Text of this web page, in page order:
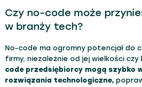
Czy no-code może
w branży tech?
No-code ma ogromny potencjał do
firmy, niezależnie od jej wielkości czy
code przedsiębiorcy mogą szybko
rozwiązania technologiczne,